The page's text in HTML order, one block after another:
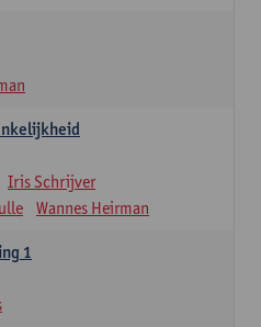
Iris Schrijver
Wannes Heirman
1